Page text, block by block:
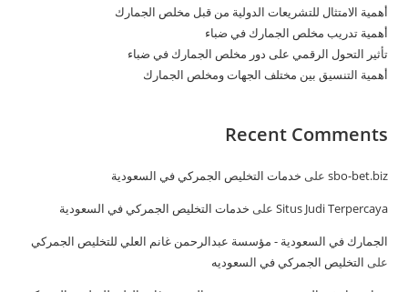
أهمية الامتثال للتشريعات الدولية من قبل مخلص الجمارك
أهمية تدريب مخلص الجمارك في ضباء
تأثير التحول الرقمي على دور مخلص الجمارك في ضباء
أهمية التنسيق بين مختلف الجهات ومخلص الجمارك
Recent Comments
sbo-bet.biz على خدمات التخليص الجمركي في السعودية
Situs Judi Terpercaya على خدمات التخليص الجمركي في السعودية
الجمارك في السعودية - مؤسسة عبدالرحمن غانم العلي للتخليص الجمركي
على التخليص الجمركي في السعوديه